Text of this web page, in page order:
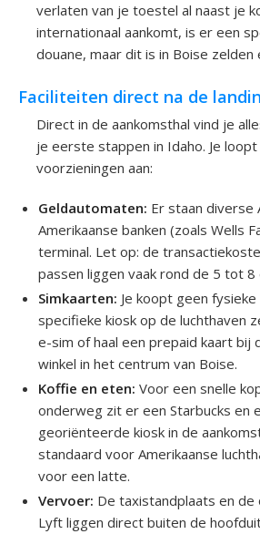
verlaten van je toestel al naast je
internationaal aankomt, is er een
douane, maar dit is in Boise zelden
Faciliteiten direct na de
Direct in de aankomsthal vind je
je eerste stappen in Idaho. Je
voorzieningen aan:
Geldautomaten: Er staan diverse
Amerikaanse banken (zoals Wells
terminal. Let op: de
passen liggen vaak rond de 5 tot 8
Simkaarten: Je koopt geen
specifieke kiosk op de luchthaven
e-sim of haal een prepaid kaart bij
winkel in het centrum van Boise.
Koffie en eten: Voor een snelle
onderweg zit er een Starbucks en
georiënteerde kiosk in de
standaard voor Amerikaanse
voor een latte.
Vervoer: De taxistandplaats en
Lyft liggen direct buiten de